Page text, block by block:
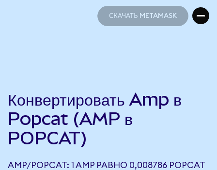
СКАЧАТЬ METAMASK
Конвертировать Amp в
Popcat (AMP в
POPCAT)
AMP/POPCAT: 1 AMP РАВНО 0,008786 POPCAT